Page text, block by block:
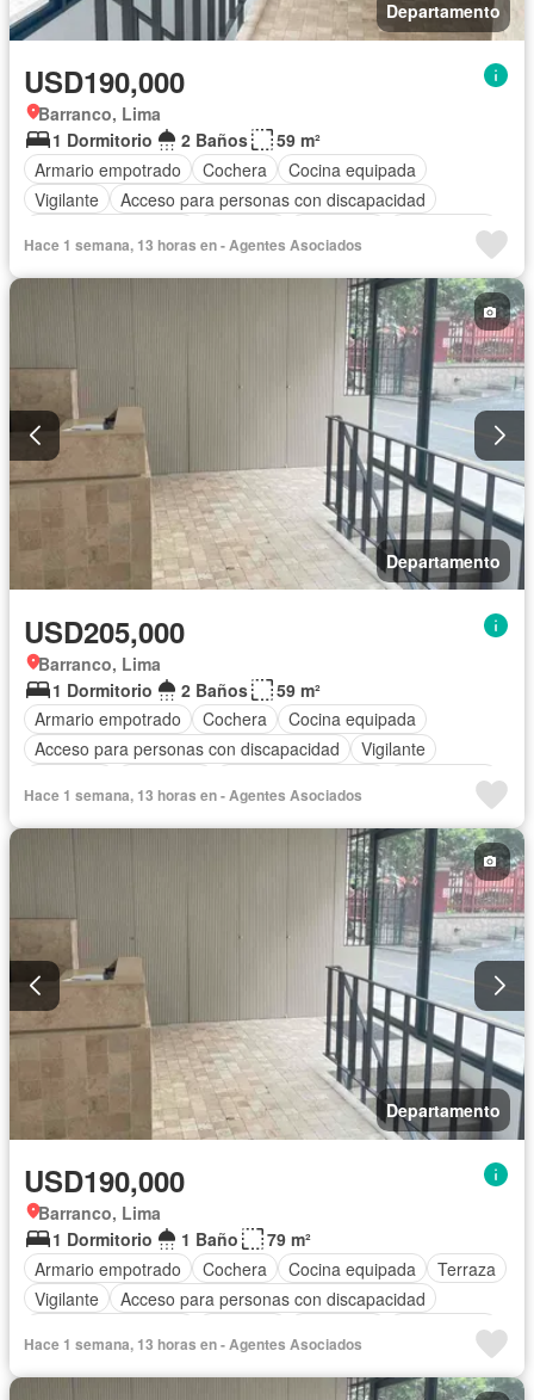
Departamento
USD190,000
Barranco, Lima
1 Dormitorio
2 Baños
59 m²
Armario empotrado
Cochera
Cocina equipada
Vigilante
Acceso para personas con discapacidad
Sin amoblar
Hace 1 semana, 13 horas en - Agentes Asociados
Departamento
USD205,000
Barranco, Lima
1 Dormitorio
2 Baños
59 m²
Armario empotrado
Cochera
Cocina equipada
Acceso para personas con discapacidad
Vigilante
Sin amoblar
Hace 1 semana, 13 horas en - Agentes Asociados
Departamento
USD190,000
Barranco, Lima
1 Dormitorio
1 Baño
79 m²
Armario empotrado
Cochera Cocina equipada
Terraza
Vigilante
Acceso para personas con discapacidad
Sin amoblar
Hace 1 semana, 13 horas en - Agentes Asociados